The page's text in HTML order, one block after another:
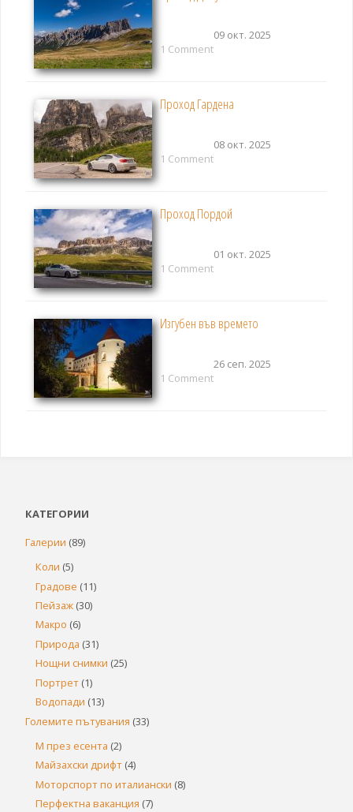
09 окт. 2025
1 Comment
Проход Гардена
08 окт. 2025
1 Comment
Проход Пордой
01 окт. 2025
1 Comment
Изгубен във времето
26 сеп. 2025
1 Comment
КАТЕГОРИИ
Галерии (89)
Коли (5)
Градове (11)
Пейзаж (30)
Макро (6)
Природа (31)
Нощни снимки (25)
Портрет (1)
Водопади (13)
Големите пътувания (33)
М през есента (2)
Майзахски дрифт (4)
Моторспорт по италиански (8)
Перфектна ваканция (7)